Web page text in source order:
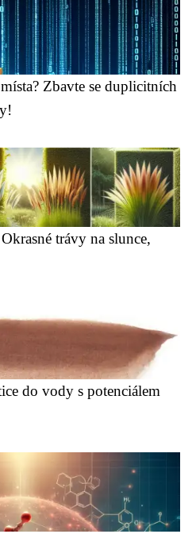
Zbavte se duplicitních
trávy na slunce,
do vody s potenciálem